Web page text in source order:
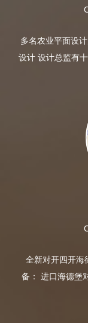
多名农业平面设
设计 设计总监有
全新对开四开海
备： 进口海德堡